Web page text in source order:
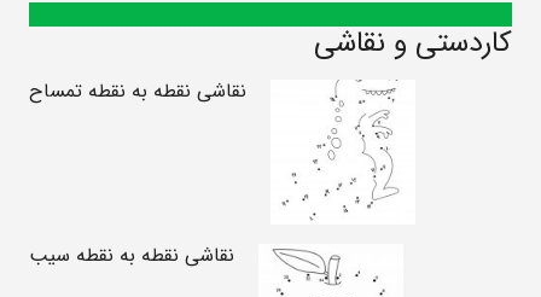
کاردستی و نقاشی
نقاشی نقطه به نقطه تمساح
نقاشی نقطه به نقطه سیب